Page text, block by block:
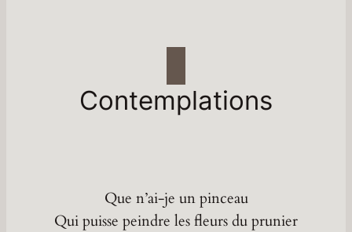
Contemplations
Que n’ai-je un pinceau
Qui puisse peindre les fleurs du prunier